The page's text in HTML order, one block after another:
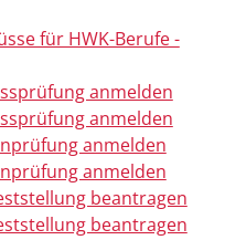
für HWK-Berufe -
anmelden
anmelden
anmelden
anmelden
beantragen
beantragen